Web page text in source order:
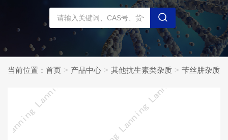
当前位置： 首页 产品中心 其他抗生素类杂质 苄丝肼杂质